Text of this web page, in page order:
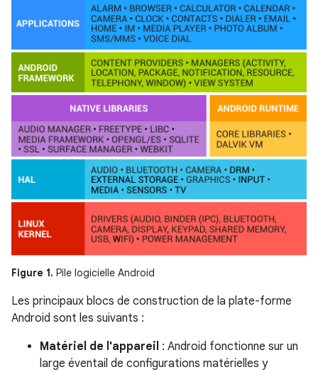
Figure 1. Pile logicielle Android
Les principaux blocs de construction de la plate-forme
Android sont les suivants :
Matériel de l'appareil : Android fonctionne sur un
large éventail de configurations matérielles y